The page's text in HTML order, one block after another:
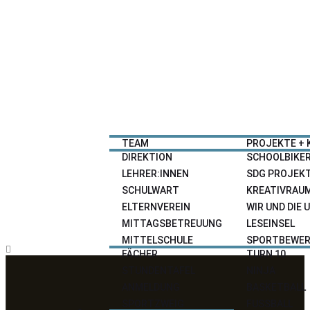
TEAM
DIREKTION
LEHRER:INNEN
SCHULWART
ELTERNVEREIN
MITTAGSBETREUUNG
MITTELSCHULE
FÄCHER
PROJEKTE +
SDG
WIR UND DIE
LESEINSEL
TURN 10
BASKETBALL